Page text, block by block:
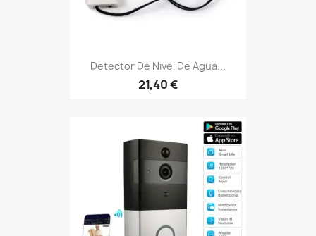
Detector De Nivel De Agua...
21,40 €